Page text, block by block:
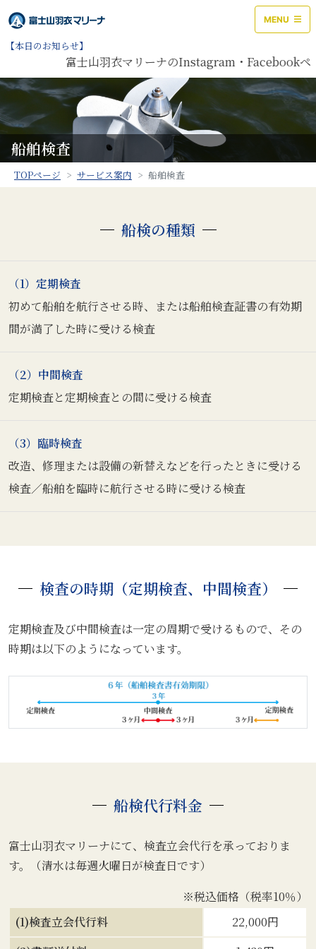
MENU
【本日のお知らせ】
富士山羽衣マリーナのInstagram・Facebookペ
船舶検査
TOPページ サービス案内 船舶検査
船検の種類
（1）定期検査
初めて船舶を航行させる時、または船舶検査証書の有効期
間が満了した時に受ける検査
（2）中間検査
定期検査と定期検査との間に受ける検査
（3）臨時検査
改造、修理または設備の新替えなどを行ったときに受ける
検査／船舶を臨時に航行させる時に受ける検査
検査の時期（定期検査、中間検査）
定期検査及び中間検査は一定の周期で受けるもので、その
時期は以下のようになっています。
船検代行料金
富士山羽衣マリーナにて、検査立会代行を承っておりま
す。（清水は毎週火曜日が検査日です）
※税込価格（税率10％）
(1)検査立会代行料
22,000円